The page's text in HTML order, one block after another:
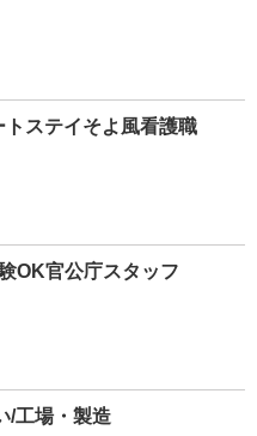
ステイそよ風看護職
OK官公庁スタッフ
/工場・製造